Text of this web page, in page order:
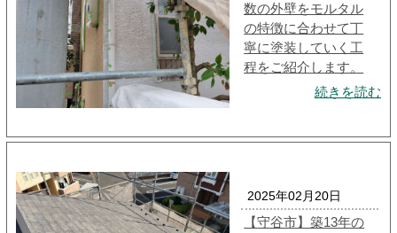
数の外壁をモルタル
の特徴に合わせて丁
寧に塗装していく工
程をご紹介します。
続きを読む
2025年02月20日
【守谷市】築13年の